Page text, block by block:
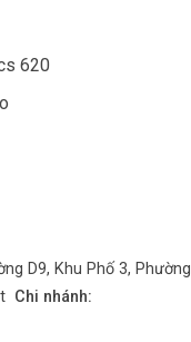
620
D9, Khu Phố 3, Phường
Chi nhánh: